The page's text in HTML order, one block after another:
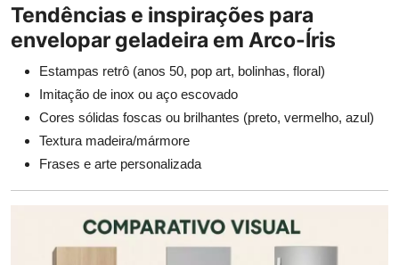
Tendências e inspirações para
envelopar geladeira em Arco-Íris
Estampas retrô (anos 50, pop art, bolinhas, floral)
Imitação de inox ou aço escovado
Cores sólidas foscas ou brilhantes (preto, vermelho, azul)
Textura madeira/mármore
Frases e arte personalizada